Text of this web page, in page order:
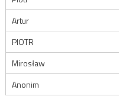
Artur
PIOTR
Mirosław
Anonim